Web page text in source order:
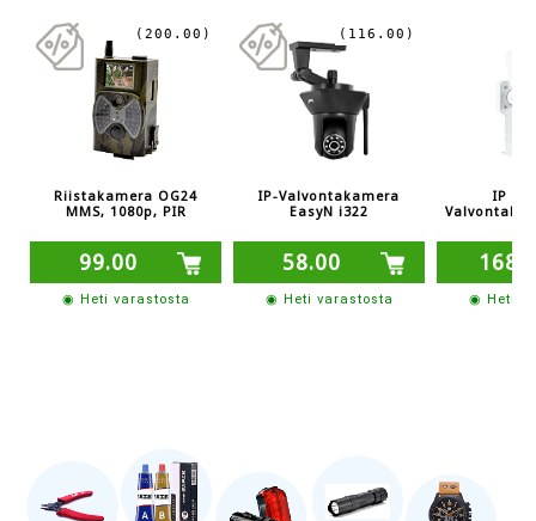
(200.00)
Riistakamera OG24
MMS, 1080p, PIR
99.00
◉ Heti varastosta
(116.00)
IP-Valvontakamera
EasyN i322
58.00
◉ Heti varastosta
IP
◉ Heti